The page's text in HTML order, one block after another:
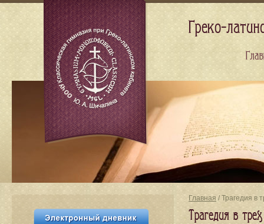
Главная / Трагедия в
Трагедия в
Греко-